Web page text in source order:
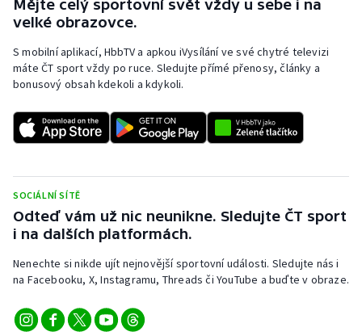
Mějte celý sportovní svět vždy u sebe i na
velké obrazovce.
S mobilní aplikací, HbbTV a apkou iVysílání ve své chytré televizi
máte ČT sport vždy po ruce. Sledujte přímé přenosy, články a
bonusový obsah kdekoli a kdykoli.
SOCIÁLNÍ SÍTĚ
Odteď vám už nic neunikne. Sledujte ČT sport
i na dalších platformách.
Nenechte si nikde ujít nejnovější sportovní události. Sledujte nás i
na Facebooku, X, Instagramu, Threads či YouTube a buďte v obraze.